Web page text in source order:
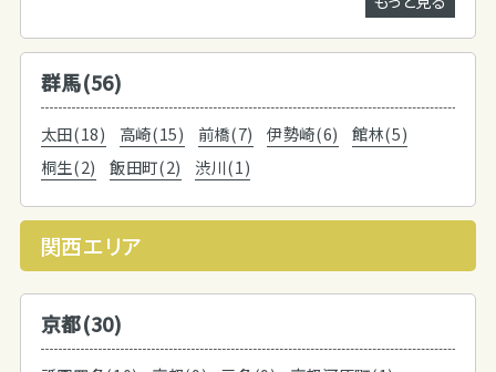
群馬(56)
太田(18) 高崎(15) 前橋(7) 伊勢崎(6)
館林(5)
桐生(2)
飯田町(2) 渋川(1)
関西エリア
京都(30)